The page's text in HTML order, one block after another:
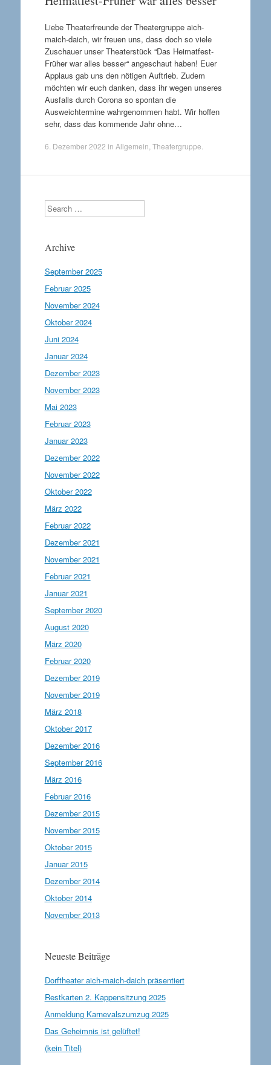
Liebe Theaterfreunde der Theatergruppe aich-
maich-daich, wir freuen uns, dass doch so viele
Zuschauer unser Theaterstück “Das Heimatfest-
Früher war alles besser“ angeschaut haben! Euer
Applaus gab uns den nötigen Auftrieb. Zudem
möchten wir euch danken, dass ihr wegen unseres
Ausfalls durch Corona so spontan die
Ausweichtermine wahrgenommen habt. Wir hoffen
sehr, dass das kommende Jahr ohne…
6. Dezember 2022 in Allgemein Theatergruppe
Search
Archive
September 2025
Februar 2025
November 2024
Oktober 2024
Juni 2024
Januar 2024
Dezember 2023
November 2023
Mai 2023
Februar 2023
Januar 2023
Dezember 2022
November 2022
Oktober 2022
März 2022
Februar 2022
Dezember 2021
November 2021
Februar 2021
Januar 2021
September 2020
August 2020
März 2020
Februar 2020
Dezember 2019
November 2019
März 2018
Oktober 2017
Dezember 2016
September 2016
März 2016
Februar 2016
Dezember 2015
November 2015
Oktober 2015
Januar 2015
Dezember 2014
Oktober 2014
November 2013
Neueste Beiträge
Dorftheater aich-maich-daich präsentiert
Restkarten 2. Kappensitzung 2025
Anmeldung Karnevalszumzug 2025
Das Geheimnis ist gelüftet!
(kein Titel)